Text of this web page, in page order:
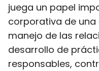
juega un papel
corporativa de una
manejo de las
desarrollo de
responsables,